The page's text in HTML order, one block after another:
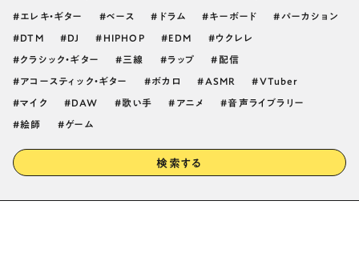
エレキ・ギター ベース ドラム キーボード パーカション
DTM DJ HIPHOP EDM ウクレレ
クラシック・ギター 三線 ラップ 配信
アコースティック・ギター ボカロ ASMR VTuber
マイク DAW 歌い手 アニメ 音声ライブラリー
絵師 ゲーム
検索する